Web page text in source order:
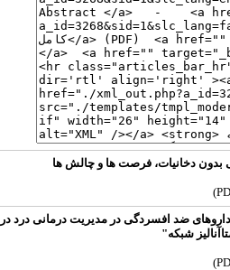
دخانیات، فرصت ها و چالش ها
ضد افسردگی در مدیریت درمانی درد در
شبکه"